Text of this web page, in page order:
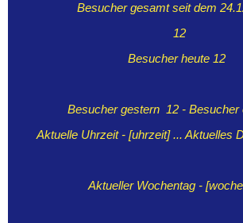
Besucher gesamt seit dem
12
Besucher heute 12
Besucher gestern 12 - Besucher
Aktuelle Uhrzeit - [uhrzeit] ... Aktuelles
Aktueller Wochentag -